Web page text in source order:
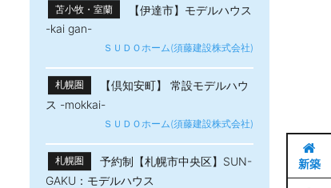
苫小牧・室蘭
【伊達市】モデルハウス
-kai gan-
ＳＵＤＯホーム(須藤建設株式会社)
札幌圏
【倶知安町】 常設モデルハウ
ス -mokkai-
ＳＵＤＯホーム(須藤建設株式会社)
札幌圏
予約制【札幌市中央区】SUN-
GAKU：モデルハウス
新築